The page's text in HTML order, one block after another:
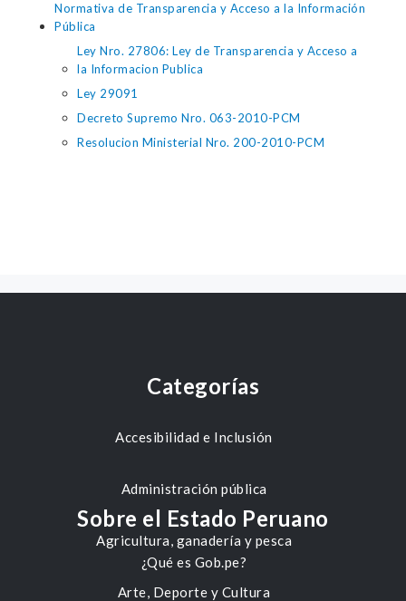
Normativa de Transparencia y Acceso a la Información
Pública
Ley Nro. 27806: Ley de Transparencia y Acceso a
la Informacion Publica
Ley 29091
Decreto Supremo Nro. 063-2010-PCM
Resolucion Ministerial Nro. 200-2010-PCM
Categorías
Accesibilidad e Inclusión
Administración pública
Agricultura, ganadería y pesca
Arte, Deporte y Cultura
Sobre el Estado Peruano
¿Qué es Gob.pe?